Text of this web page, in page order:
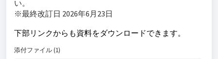
い。
※最終改訂日 2026年6月23日
下部リンクからも資料をダウンロードできます。
添付ファイル (1)